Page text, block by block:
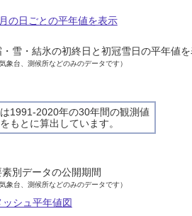
の日ごとの平年値を表示
・雪・結氷の初終日と初冠雪日の平年値
気象台、測候所などのみのデータです）
1991-2020年の30年間の観測値
もとに算出しています。
素別データの公開期間
気象台、測候所などのみのデータです）
ッシュ平年値図